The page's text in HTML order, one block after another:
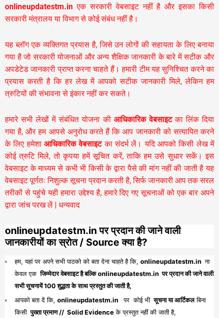
onlineupdatestm.in एक सरकारी वेबसाइट नहीं है और इसका किसी
सरकारी मंत्रालय या विभाग से कोई संबंध नहीं है।
यह ब्लॉग एक व्यक्तिगत प्रयास है, जिसे उन लोगों की सहायता के लिए बनाया
गया है जो सरकारी योजनाओं और अन्य शैक्षिक जानकारी के बारे में सटीक और
अपडेटेड जानकारी प्राप्त करना चाहते हैं। हमारी टीम यह सुनिश्चित करने का
प्रयास करती है कि हर लेख में आपको सटीक जानकारी मिले, लेकिन हम
त्रुटियों की संभावना से इंकार नहीं कर सकते।
हमारे सभी लेखों में संबंधित योजना की आधिकारिक वेबसाइटका लिंक दिया
गया है, और हम आपसे अनुरोध करते हैं कि आप जानकारी को सत्यापित करने
के लिए हमेशा आधिकारिक वेबसाइटका संदर्भ लें। यदि आपको किसी लेख में
कोई त्रुटि मिले, तो कृपया हमें सूचित करें, ताकि हम उसे सुधार सकें। इस
वेबसाइट के माध्यम से कभी भी किसी के द्वारा पैसे की मांग नहीं की जाती है यह
वेबसाइट पूर्णतः निशुल्क सूचना प्रदान करती है,सिर्फ जानकारी आप तक सरल
तरीकों से पहुंचे यही हमारा उद्देश्य है, हमारे दिए गए सूचनाओं को एक बार अपने
द्वारा जांच परख लें | धन्यवाद
onlineupdatestm.in पर प्रदान की जाने वाली
जानकारीयों का स्रोत / Source क्या है?
हम, यहां पर अपने सभी पाठको को बता देना चाहते है कि, onlineupdatestm.in ना
केवल एक जिम्मेदार वेबसाइट है बल्कि onlineupdatestm.in पर प्रदान की जाने वाली
सभी सूचनायें 100 शुद्धता के साथ प्रस्तुत की जाती है,
आपको बता दें कि, onlineupdatestm.in पर कोई भी सूचना या आर्टिकलबिना
किसी पुख्ता प्रमाण // Solid Evidenceके प्रस्तुत नहीं की जाती है,